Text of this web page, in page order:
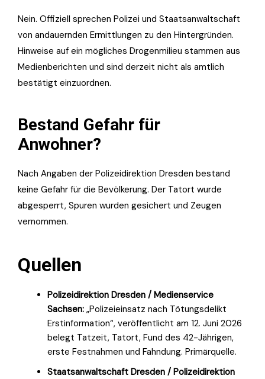
Nein. Offiziell sprechen Polizei und Staatsanwaltschaft
von andauernden Ermittlungen zu den Hintergründen.
Hinweise auf ein mögliches Drogenmilieu stammen aus
Medienberichten und sind derzeit nicht als amtlich
bestätigt einzuordnen.
Bestand Gefahr für
Anwohner?
Nach Angaben der Polizeidirektion Dresden bestand
keine Gefahr für die Bevölkerung. Der Tatort wurde
abgesperrt, Spuren wurden gesichert und Zeugen
vernommen.
Quellen
Polizeidirektion Dresden / Medienservice
Sachsen: „Polizeieinsatz nach Tötungsdelikt
Erstinformation“, veröffentlicht am 12. Juni 2026
belegt Tatzeit, Tatort, Fund des 42-Jährigen,
erste Festnahmen und Fahndung. Primärquelle.
Staatsanwaltschaft Dresden / Polizeidirektion